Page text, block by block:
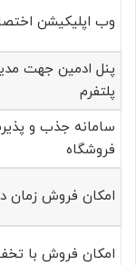
وب اپلیکیشن
پنل ادمین جهت
پلتفرم
سامانه جذب و
فروشگاه
امکان فروش زمان
امکان فروش با